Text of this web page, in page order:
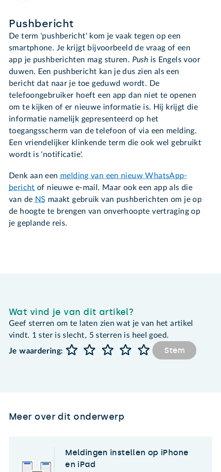
Pushbericht
De term 'pushbericht' kom je vaak tegen op een
smartphone. Je krijgt bijvoorbeeld de vraag of een
app je pushberichten mag sturen. Push is Engels voor
duwen. Een pushbericht kan je dus zien als een
bericht dat naar je toe geduwd wordt. De
telefoongebruiker hoeft een app dan niet te openen
om te kijken of er nieuwe informatie is. Hij krijgt die
informatie namelijk gepresenteerd op het
toegangsscherm van de telefoon of via een melding.
Een vriendelijker klinkende term die ook wel gebruikt
wordt is 'notificatie'.
Denk aan een melding van een nieuw WhatsApp-
bericht of nieuwe e-mail. Maar ook een app als die
van de NS maakt gebruik van pushberichten om je op
de hoogte te brengen van onverhoopte vertraging op
je geplande reis.
Wat vind je van dit artikel?
Geef sterren om te laten zien wat je van het artikel
vindt. 1 ster is slecht, 5 sterren is heel goed.
Je waardering:
Stem
Meer over dit onderwerp
Meldingen instellen op iPhone
en iPad